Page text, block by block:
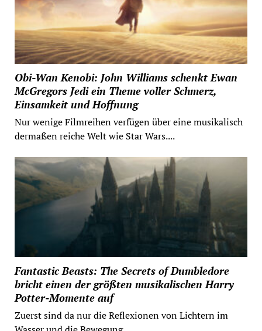
Obi-Wan Kenobi: John Williams schenkt Ewan
McGregors Jedi ein Theme voller Schmerz,
Einsamkeit und Hoffnung
Nur wenige Filmreihen verfügen über eine musikalisch
dermaßen reiche Welt wie Star Wars....
Fantastic Beasts: The Secrets of Dumbledore
bricht einen der größten musikalischen Harry
Potter-Momente auf
Zuerst sind da nur die Reflexionen von Lichtern im